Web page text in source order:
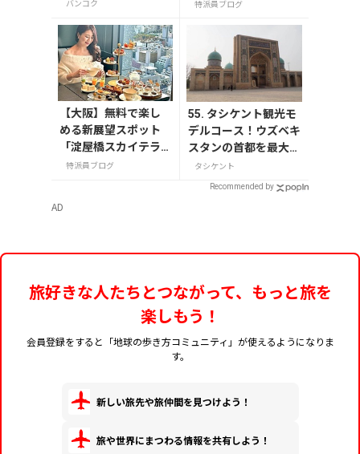
バンコク 特派員ブログ
【大阪】無料で楽し
める新展望スポット
「淀屋橋スカイテラ
ス」と30階アフタヌ
特派員ブログ
55. タシケント観光モ
デルコース！ウズベキ
スタンの首都を最大限
楽しむ旅行ルートをご
タシケント
Recommended by
AD
旅好きな人たちとつながって、もっと旅を
楽しもう！
会員登録をすると「地球の歩き方コミュニティ」が使えるようになりま
す。
新しい旅先や旅仲間を見つけよう！
旅や世界にまつわる情報を共有しよう！